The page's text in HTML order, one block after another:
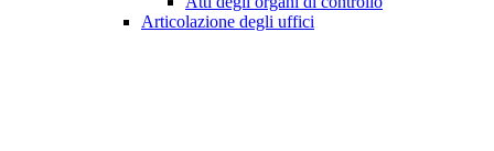
Articolazione degli uffici